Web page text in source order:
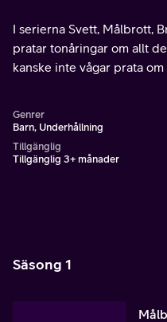
I serierna Svett, Målbrott,
pratar tonåringar om allt
kanske inte vågar prata
Genrer
Barn, Underhållning
Tillgänglig
Tillgänglig 3+ månader
Säsong 1